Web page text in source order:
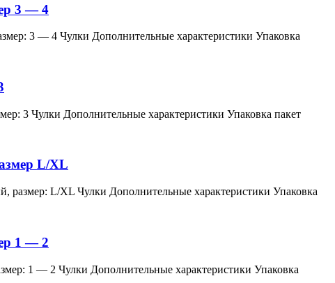
3 — 4
3 — 4 Чулки Дополнительные характеристики Упаковка
3 Чулки Дополнительные характеристики Упаковка пакет
L/XL
L/XL Чулки Дополнительные характеристики Упаковка
1 — 2
1 — 2 Чулки Дополнительные характеристики Упаковка